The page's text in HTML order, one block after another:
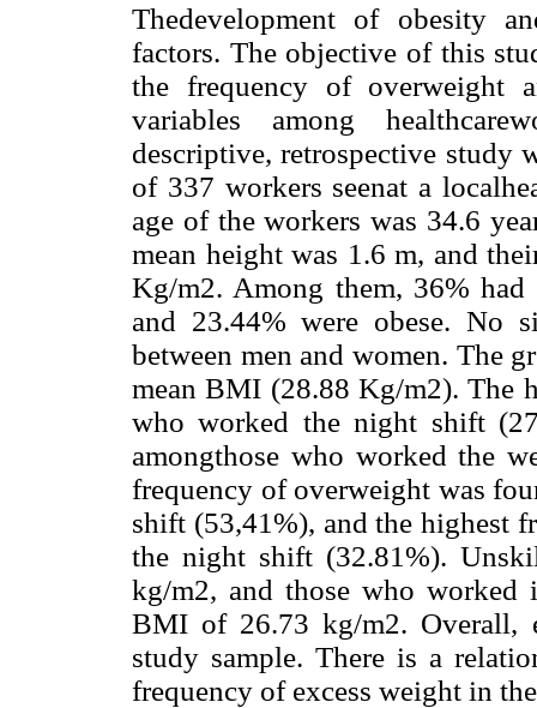
Thedevelopment of obesity
factors. The objective of this
the frequency of overweight
variables among
descriptive, retrospective study
of 337 workers seenat a
age of the workers was 34.6
mean height was 1.6 m, and
Kg/m2. Among them, 36%
and 23.44% were obese. No
between men and women. The
mean BMI (28.88 Kg/m2). The
who worked the night shift
amongthose who worked the
frequency of overweight was
shift (53,41%), and the highest
the night shift (32.81%).
kg/m2, and those who worked
BMI of 26.73 kg/m2. Overall,
study sample. There is a
frequency of excess weight in